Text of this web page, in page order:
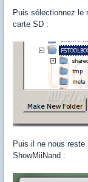
Puis sélectionnez le
carte SD :
Puis il ne nous reste
ShowMiiNand :